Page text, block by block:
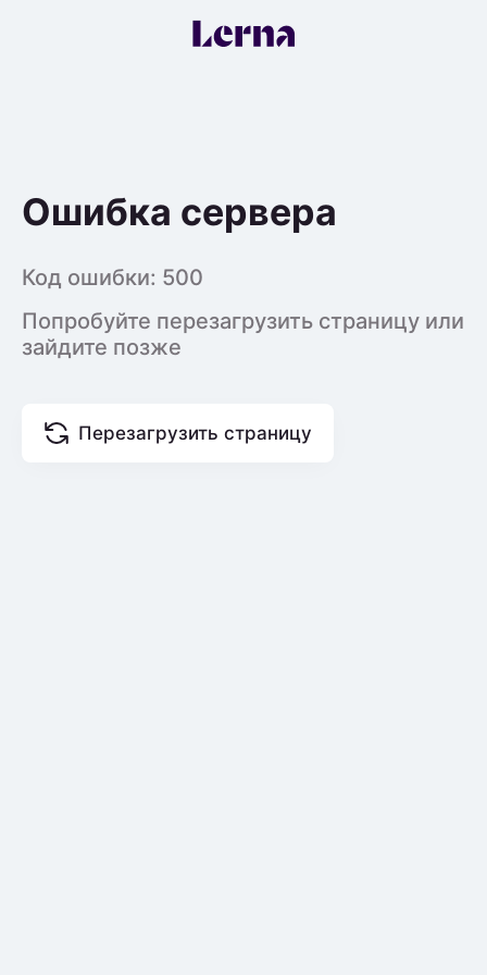
Ошибка сервера
Код ошибки: 500
Попробуйте перезагрузить страницу или
зайдите позже
Перезагрузить страницу